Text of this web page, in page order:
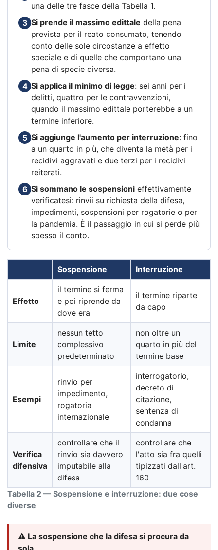
una delle tre fasce della Tabella 1.
3 Si prende il massimo edittale della pena
prevista per il reato consumato, tenendo
conto delle sole circostanze a effetto
speciale e di quelle che comportano una
pena di specie diversa.
4 Si applica il minimo di legge: sei anni per i
delitti, quattro per le contravvenzioni,
quando il massimo edittale porterebbe a un
termine inferiore.
5 Si aggiunge l'aumento per interruzione: fino
a un quarto in più, che diventa la metà per i
recidivi aggravati e due terzi per i recidivi
reiterati.
6 Si sommano le sospensioni effettivamente
verificatesi: rinvii su richiesta della difesa,
impedimenti, sospensioni per rogatorie o per
la pandemia. È il passaggio in cui si perde più
spesso il conto.
Tabella 2 — Sospensione e interruzione: due cose
diverse
Sospensione Interruzione
Effetto
il termine si ferma
e poi riprende da
dove era
il termine riparte
da capo
Limite
nessun tetto
complessivo
predeterminato
non oltre un
quarto in più del
termine base
Esempi
rinvio per
impedimento,
rogatoria
internazionale
interrogatorio,
decreto di
citazione,
sentenza di
condanna
Verifica
difensiva
controllare che il
rinvio sia davvero
imputabile alla
difesa
controllare che
l'atto sia fra quelli
tipizzati dall'art.
160
⚠️ La sospensione che la difesa si procura da
sola